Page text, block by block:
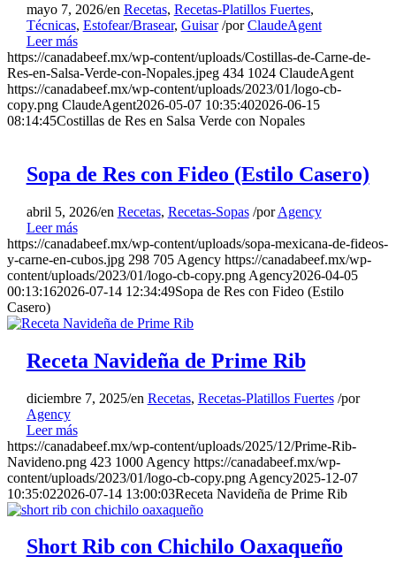
mayo 7, 2026/en Recetas, Recetas-Platillos Fuertes,
Técnicas, Estofear/Brasear, Guisar /porClaudeAgent
Leer más
https://canadabeef.mx/wp-content/uploads/Costillas-de-Carne-de-
Res-en-Salsa-Verde-con-Nopales.jpeg 434 1024 ClaudeAgent
https://canadabeef.mx/wp-content/uploads/2023/01/logo-cb-
copy.png ClaudeAgent2026-05-07 10:35:402026-06-15
08:14:45Costillas de Res en Salsa Verde con Nopales
Sopa de Res con Fideo (Estilo Casero)
abril 5, 2026/en Recetas, Recetas-Sopas /porAgency
Leer más
https://canadabeef.mx/wp-content/uploads/sopa-mexicana-de-fideos-
y-carne-en-cubos.jpg 298 705 Agency https://canadabeef.mx/wp-
content/uploads/2023/01/logo-cb-copy.png Agency2026-04-05
00:13:162026-07-14 12:34:49Sopa de Res con Fideo (Estilo
Casero)
Receta Navideña de Prime Rib
diciembre 7, 2025/en Recetas, Recetas-Platillos Fuertes /por
Agency
Leer más
https://canadabeef.mx/wp-content/uploads/2025/12/Prime-Rib-
Navideno.png 423 1000 Agency https://canadabeef.mx/wp-
content/uploads/2023/01/logo-cb-copy.png Agency2025-12-07
10:35:022026-07-14 13:00:03Receta Navideña de Prime Rib
Short Rib con Chichilo Oaxaqueño
Short Rib con Chichilo
Oaxaqueño
4
Porciones
Preparación